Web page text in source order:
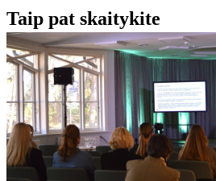
Taip pat skaitykite